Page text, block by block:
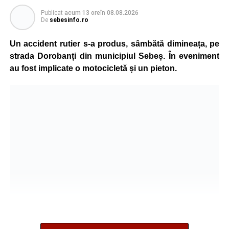
care traversa strada printr-un loc nepermis.
În urma impactului, femeia a suferit leziuni corporale
îngrijiri medicale de specialitate.
Motociclistul a fost testat cu aparatul etilotest, rezultatul
Publicat acum 13 oreîn 08.08.2026
De sebesinfo.ro
Un accident rutier s-a produs, sâmbătă dimineața, pe
strada Dorobanți din municipiul Sebeș. În eveniment
au fost implicate o motocicletă și un pieton.